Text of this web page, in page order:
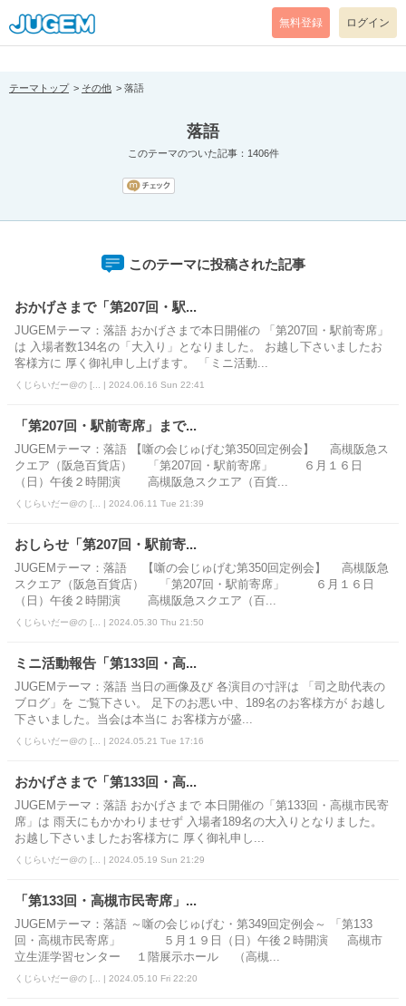
[pear_error: message="Success" code=0 mode=return level=notice
prefix="" info=""]
無料登録 ログイン
テーマトップ その他 落語
落語
このテーマのついた記事：1406件
このテーマに投稿された記事
おかげさまで「第207回・駅...
JUGEMテーマ：落語 おかげさまで本日開催の 「第207回・駅前寄席」
は 入場者数134名の「大入り」となりました。 お越し下さいましたお
客様方に 厚く御礼申し上げます。 「ミニ活動...
くじらいだー@の [... | 2024.06.16 Sun 22:41
「第207回・駅前寄席」まで...
JUGEMテーマ：落語 【噺の会じゅげむ第350回定例会】 高槻阪急ス
クエア（阪急百貨店） 「第207回・駅前寄席」 ６月１６日
（日）午後２時開演 高槻阪急スクエア（百貨...
くじらいだー@の [... | 2024.06.11 Tue 21:39
おしらせ「第207回・駅前寄...
JUGEMテーマ：落語 【噺の会じゅげむ第350回定例会】 高槻阪急
スクエア（阪急百貨店） 「第207回・駅前寄席」 ６月１６日
（日）午後２時開演 高槻阪急スクエア（百...
くじらいだー@の [... | 2024.05.30 Thu 21:50
ミニ活動報告「第133回・高...
JUGEMテーマ：落語 当日の画像及び 各演目の寸評は 「司之助代表の
ブログ」を ご覧下さい。 足下のお悪い中、189名のお客様方が お越し
下さいました。当会は本当に お客様方が盛...
くじらいだー@の [... | 2024.05.21 Tue 17:16
おかげさまで「第133回・高...
JUGEMテーマ：落語 おかげさまで 本日開催の「第133回・高槻市民寄
席」は 雨天にもかかわりませず 入場者189名の大入りとなりました。
お越し下さいましたお客様方に 厚く御礼申し...
くじらいだー@の [... | 2024.05.19 Sun 21:29
「第133回・高槻市民寄席」...
JUGEMテーマ：落語 ～噺の会じゅげむ・第349回定例会～ 「第133
回・高槻市民寄席」 ５月１９日（日）午後２時開演 高槻市
立生涯学習センター １階展示ホール （高槻...
くじらいだー@の [... | 2024.05.10 Fri 22:20